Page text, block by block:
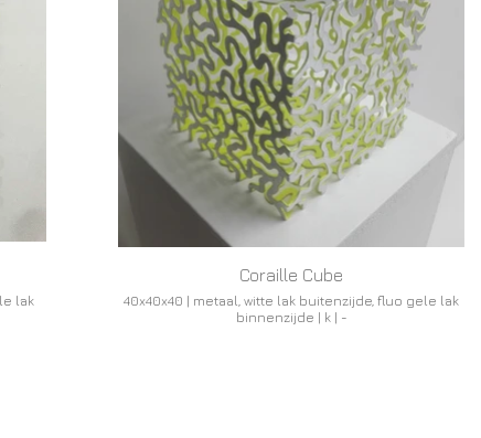
lak
Coraille Cube
40x40x40 | metaal, witte lak buitenzijde, fluo gele lak
binnenzijde | k | -